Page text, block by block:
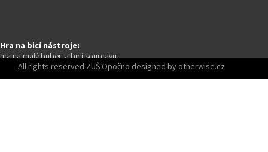
Hra na bicí nástroje:
hra na malý buben a bicí soupravu
All rights reserved ZUŠ Opočno designed by otherwise.cz